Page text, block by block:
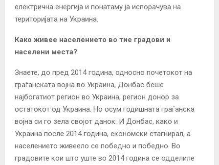
електрична енергија и понатаму ја испорачува на
територијата на Украина.
Како живее населението во тие градови и
населени места?
Знаете, до пред 2014 година, односно почетокот на
граѓанската војна во Украина, Донбас беше
најбогатиот регион во Украина, регион донор за
остатокот од Украина. Но осум годишната граѓанска
војна си го зела својот данок. И Донбас, како и
Украина после 2014 година, економски стагнирал, а
населението живеело се победно и победно. Во
градовите кои што уште во 2014 година се одделиле